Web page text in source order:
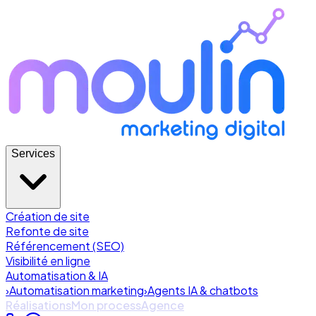
Services
Création de site
Refonte de site
Référencement (SEO)
Visibilité en ligne
Automatisation & IA
›Automatisation marketing›Agents IA & chatbots
RéalisationsMon processAgence